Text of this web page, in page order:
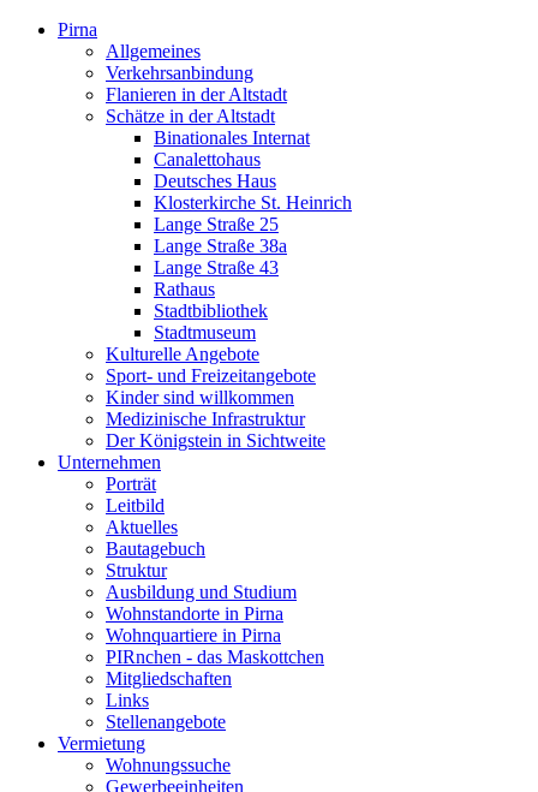
Pirna
Allgemeines
Verkehrsanbindung
Flanieren in der Altstadt
Schätze in der Altstadt
Binationales Internat
Canalettohaus
Deutsches Haus
Klosterkirche St. Heinrich
Lange Straße 25
Lange Straße 38a
Lange Straße 43
Rathaus
Stadtbibliothek
Stadtmuseum
Kulturelle Angebote
Sport- und Freizeitangebote
Kinder sind willkommen
Medizinische Infrastruktur
Der Königstein in Sichtweite
Unternehmen
Porträt
Leitbild
Aktuelles
Bautagebuch
Struktur
Ausbildung und Studium
Wohnstandorte in Pirna
Wohnquartiere in Pirna
PIRnchen - das Maskottchen
Mitgliedschaften
Links
Stellenangebote
Vermietung
Wohnungssuche
Gewerbeeinheiten